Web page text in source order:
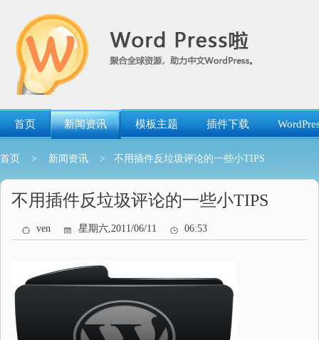
首页 新闻资讯 模板主题 插件下载
首页 > 新闻资讯 > 不用插件反垃圾评论的一些小TIPS
不用插件反垃圾评论的一些小TIPS
ven 星期六,2011/06/11 06:53